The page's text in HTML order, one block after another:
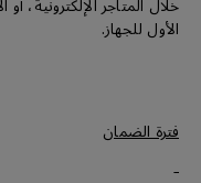
الأول للجهاز.
فترة الضمان